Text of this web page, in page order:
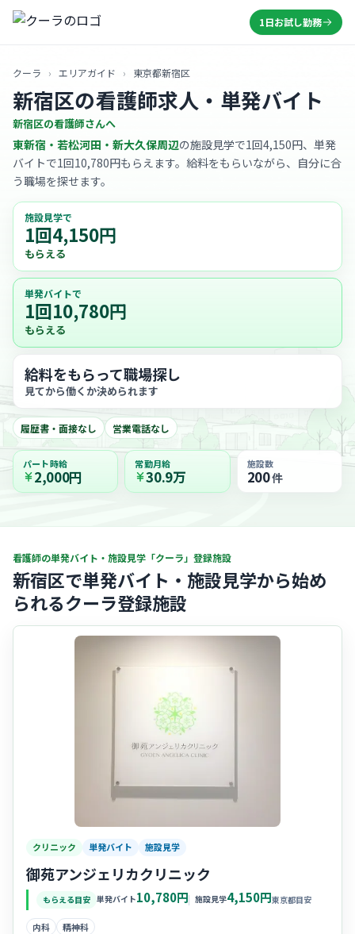
1日お試し勤務
クーラ › エリアガイド › 東京都新宿区
新宿区の看護師求人・単発バイト
新宿区の看護師さんへ
東新宿・若松河田・新大久保周辺の施設見学で1回4,150円、単発
バイトで1回10,780円もらえます。給料をもらいながら、自分に合
う職場を探せます。
施設見学で
1回4,150円
もらえる
単発バイトで
1回10,780円
もらえる
給料をもらって職場探し
見てから働くか決められます
履歴書・面接なし 営業電話なし
パート時給
2,000円
常勤月給
30.9万
施設数
200件
看護師の単発バイト・施設見学「クーラ」登録施設
新宿区で単発バイト・施設見学から始め
られるクーラ登録施設
クリニック 単発バイト 施設見学
御苑アンジェリカクリニック
もらえる目安 単発バイト10,780円 施設見学4,150円東京都目安
内科 精神科